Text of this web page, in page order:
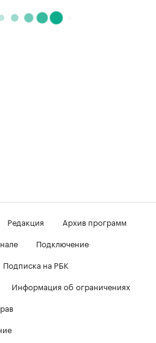
Редакция
Архив программ
Подключение
Подписка на РБК
Информация об ограничениях